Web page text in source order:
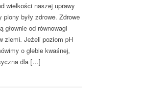
wielkości naszej uprawy
plony były zdrowe. Zdrowe
głownie od równowagi
ziemi. Jeżeli poziom pH
o glebie kwaśnej,
dla […]